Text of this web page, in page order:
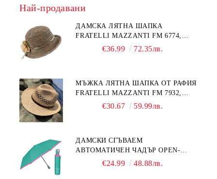
Най-продавани
ДАМСКА ЛЯТНА ШАПКА
FRATELLI MAZZANTI FM 6774,
НАТУРАЛЕН/ЖЪЛТО ЦВЕТЕ
€36.99 72.35лв.
МЪЖКА ЛЯТНА ШАПКА ОТ РАФИЯ
FRATELLI MAZZANTI FM 7932,
НАТУРАЛЕН
€30.67 59.99лв.
ДАМСКИ СГЪВАЕМ
АВТОМАТИЧЕН ЧАДЪР OPEN-
CLOSE | PERLETTI TECHNOLOGY
€24.99 48.88лв.